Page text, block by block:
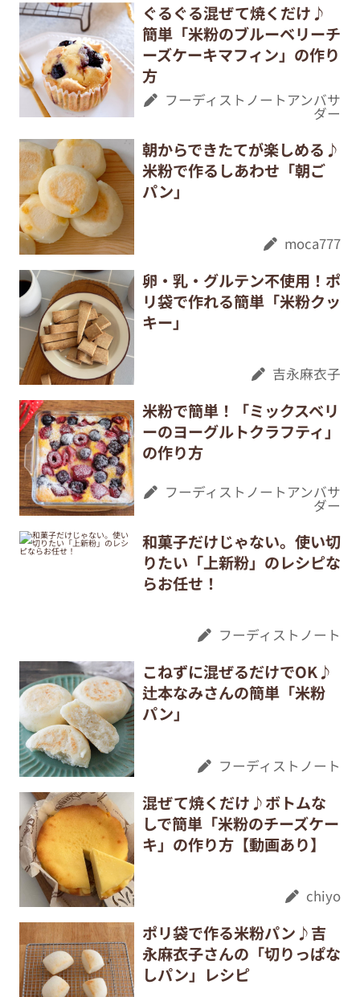
ぐるぐる混ぜて焼くだけ♪
簡単「米粉のブルーベリーチ
ーズケーキマフィン」の作り
方
フーディストノートアンバサ
ダー
朝からできたてが楽しめる♪
米粉で作るしあわせ「朝ご
パン」
moca777
卵・乳・グルテン不使用！ポ
リ袋で作れる簡単「米粉クッ
キー」
吉永麻衣子
米粉で簡単！「ミックスベリ
ーのヨーグルトクラフティ」
の作り方
フーディストノートアンバサ
ダー
和菓子だけじゃない。使い切
りたい「上新粉」のレシピな
らお任せ！
フーディストノート
こねずに混ぜるだけでOK♪
辻本なみさんの簡単「米粉
パン」
フーディストノート
混ぜて焼くだけ♪ボトムな
しで簡単「米粉のチーズケー
キ」の作り方【動画あり】
chiyo
ポリ袋で作る米粉パン♪吉
永麻衣子さんの「切りっぱな
しパン」レシピ